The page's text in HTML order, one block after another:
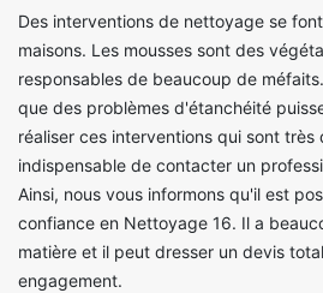
Des interventions de nettoyage se
maisons. Les mousses sont des
responsables de beaucoup de
que des problèmes d'étanchéité
réaliser ces interventions qui sont très
indispensable de contacter un
Ainsi, nous vous informons qu'il est
confiance en Nettoyage 16. Il a
matière et il peut dresser un devis
engagement.